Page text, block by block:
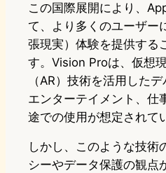
この国際展開により、
て、より多くのユーザー
張現実）体験を提供する
す。Vision Proは、仮想
（AR）技術を活用した
エンターテイメント、仕
途での使用が想定されて
しかし、このような技術
シーやデータ保護の観点